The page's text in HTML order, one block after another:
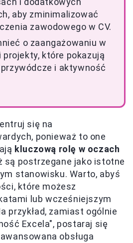
aby zminimalizować
zawodowego w CV.
o zaangażowaniu w
które pokazują
i aktywność
się na
ponieważ to one
kluczową rolę w oczach
są postrzegane jako istotne
stanowisku. Warto, abyś
które możesz
lub wcześniejszym
przykład, zamiast ogólnie
Excela", postaraj się
obsługa